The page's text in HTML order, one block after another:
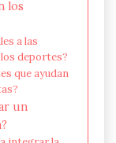
los
a las
deportes?
que ayudan
un